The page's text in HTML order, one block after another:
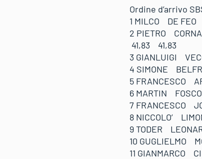
Ordine d’arrivo
1 MILCO DE
2 PIETRO
41,83 41,83
3 GIANLUIGI
4 SIMONE
5 FRANCESCO
6 MARTIN
7 FRANCESCO
8 NICCOLO’
9 TODER
10
11